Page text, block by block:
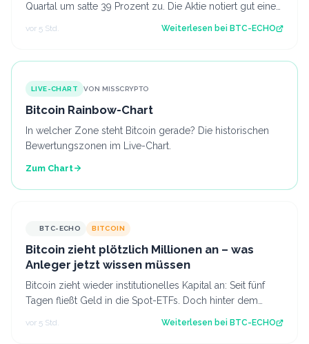
Quartal um satte 39 Prozent zu. Die Aktie notiert gut einen
vor 5 Std. Weiterlesen bei BTC-ECHO
LIVE-CHART VON MISSCRYPTO
Bitcoin Rainbow-Chart
In welcher Zone steht Bitcoin gerade? Die historischen
Bewertungszonen im Live-Chart.
Zum Chart
BTC-ECHO BITCOIN
Bitcoin zieht plötzlich Millionen an – was
Anleger jetzt wissen müssen
Bitcoin zieht wieder institutionelles Kapital an: Seit fünf
Tagen fließt Geld in die Spot-ETFs. Doch hinter dem
vor 5 Std. Weiterlesen bei BTC-ECHO